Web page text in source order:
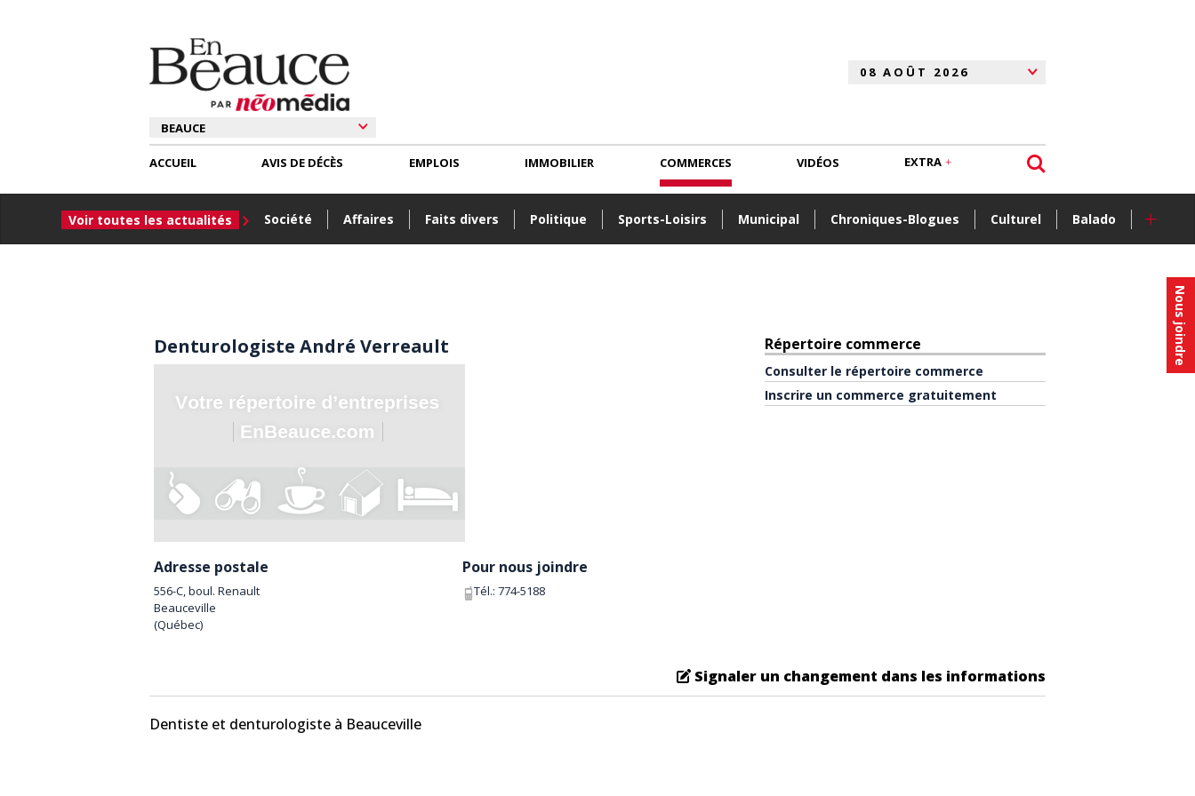
Nous joindre
ACCUEIL
Voir toutes les actualités Société Affaires Faits divers Politique Sports-Loisirs Municipal Chroniques-Blogues Culturel Balado +
AVIS DE DÉCÈS EMPLOIS IMMOBILIER COMMERCES VIDÉOS EXTRA
Denturologiste André Verreault
Adresse postale
556-C, boul. Renault
Beauceville
(Québec)
Pour nous joindre
Tél.: 774-5188
Répertoire commerce
Consulter le répertoire commerce
Inscrire un commerce gratuitement
Signaler un changement dans les informations
Dentiste et denturologiste à Beauceville